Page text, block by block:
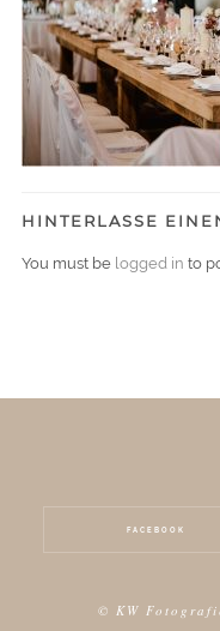
HINTERLASSE
You must be logged in to
FACEBOOK
© KW